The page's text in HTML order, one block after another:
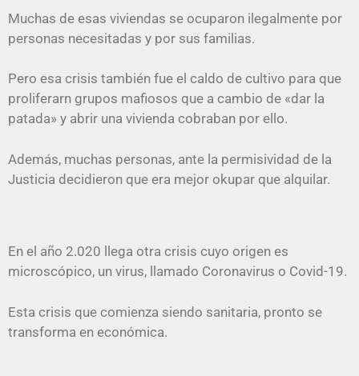
Muchas de esas viviendas se ocuparon ilegalmente por
personas necesitadas y por sus familias.
Pero esa crisis también fue el caldo de cultivo para que
proliferarn grupos mafiosos que a cambio de «dar la
patada» y abrir una vivienda cobraban por ello.
Además, muchas personas, ante la permisividad de la
Justicia decidieron que era mejor okupar que alquilar.
En el año 2.020 llega otra crisis cuyo origen es
microscópico, un virus, llamado Coronavirus o Covid-19.
Esta crisis que comienza siendo sanitaria, pronto se
transforma en económica.